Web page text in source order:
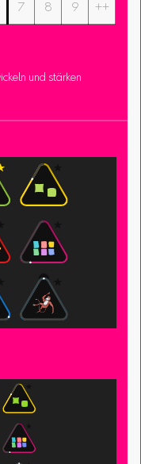
7 8 9 ++
und stärken